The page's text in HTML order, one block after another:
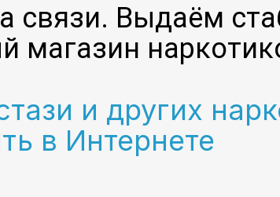
связи. Выдаём
магазин
и других
в Интернете